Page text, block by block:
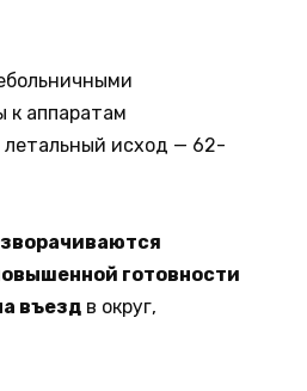
к аппаратам
летальный исход — 62-
готовности
въезд в округ,